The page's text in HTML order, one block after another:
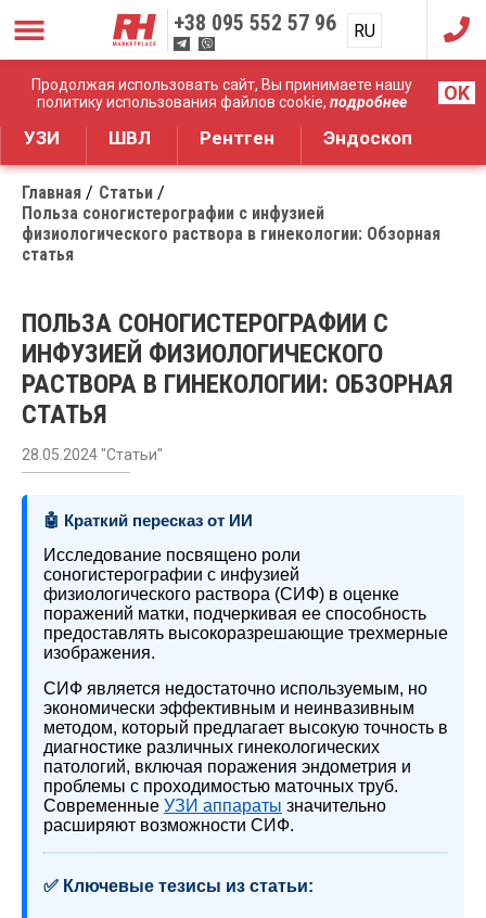
Продолжая использовать сайт, Вы принимаете нашу
политику использования файлов cookie, подробнее OK
+38 095 552 57 96 RU
UA
Дистрибуция медицинского оборудования
УЗИ ШВЛ Рентген Эндоскоп
Главная
Статьи
Польза соногистерографии с инфузией
физиологического раствора в гинекологии: Обзорная
статья
ПОЛЬЗА СОНОГИСТЕРОГРАФИИ С
ИНФУЗИЕЙ ФИЗИОЛОГИЧЕСКОГО
РАСТВОРА В ГИНЕКОЛОГИИ: ОБЗОРНАЯ
СТАТЬЯ
28.05.2024 "Статьи"
🤖 Краткий пересказ от ИИ
Исследование посвящено роли
соногистерографии с инфузией
физиологического раствора (СИФ) в оценке
поражений матки, подчеркивая ее способность
предоставлять высокоразрешающие трехмерные
изображения.
СИФ является недостаточно используемым, но
экономически эффективным и неинвазивным
методом, который предлагает высокую точность в
диагностике различных гинекологических
патологий, включая поражения эндометрия и
проблемы с проходимостью маточных труб.
Современные УЗИ аппараты значительно
расширяют возможности СИФ.
✅ Ключевые тезисы из статьи: